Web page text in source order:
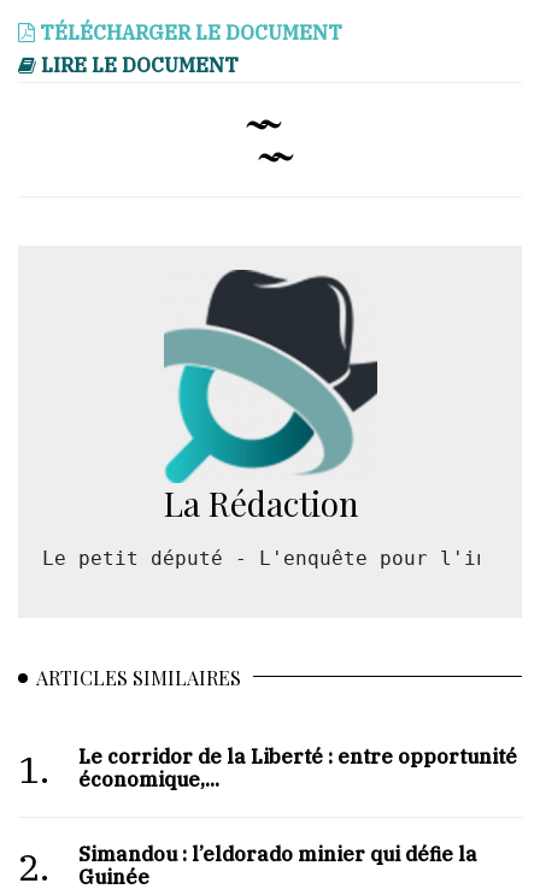
TÉLÉCHARGER LE DOCUMENT
LIRE LE DOCUMENT
La Rédaction
Le petit député - L'enquête pour
ARTICLES SIMILAIRES
1.
Le corridor de la Liberté : entre opportunité
économique,...
2.
Simandou : l’eldorado minier qui défie la
Guinée